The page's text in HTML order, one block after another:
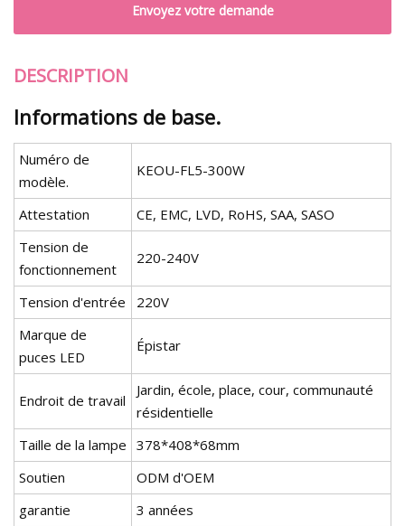
Envoyez votre demande
DESCRIPTION
Informations de base.
Numéro de
modèle.
KEOU-FL5-300W
Attestation
CE, EMC, LVD, RoHS, SAA, SASO
Tension de
fonctionnement
220-240V
Tension d'entrée
220V
Marque de
puces LED
Épistar
Endroit de travail
Jardin, école, place, cour, communauté
résidentielle
Taille de la lampe 378*408*68mm
Soutien
ODM d'OEM
garantie
3 années